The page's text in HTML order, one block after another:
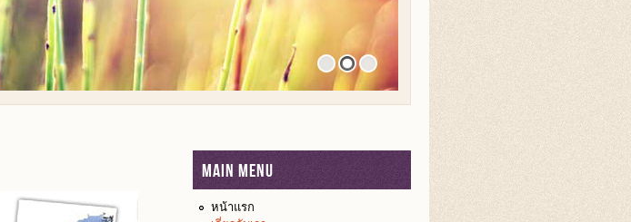
Main Menu
หน้าแรก